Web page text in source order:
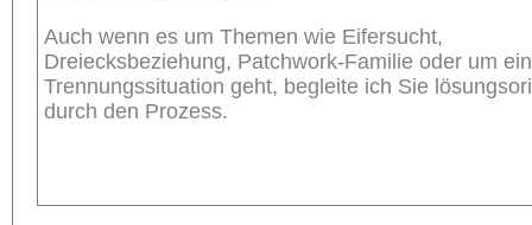
Auch wenn es um Themen wie Eifersucht,
Dreiecksbeziehung, Patchwork-Familie oder um
Trennungssituation geht, begleite ich Sie
durch den Prozess.